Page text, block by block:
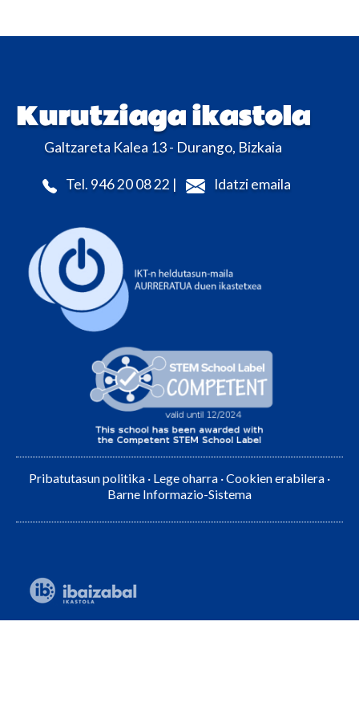
Kurutziaga ikastola
Galtzareta Kalea 13 - Durango, Bizkaia
Tel. 946 20 08 22 | Idatzi emaila
Pribatutasun politika · Lege oharra ·Cookien erabilera ·
Barne Informazio-Sistema